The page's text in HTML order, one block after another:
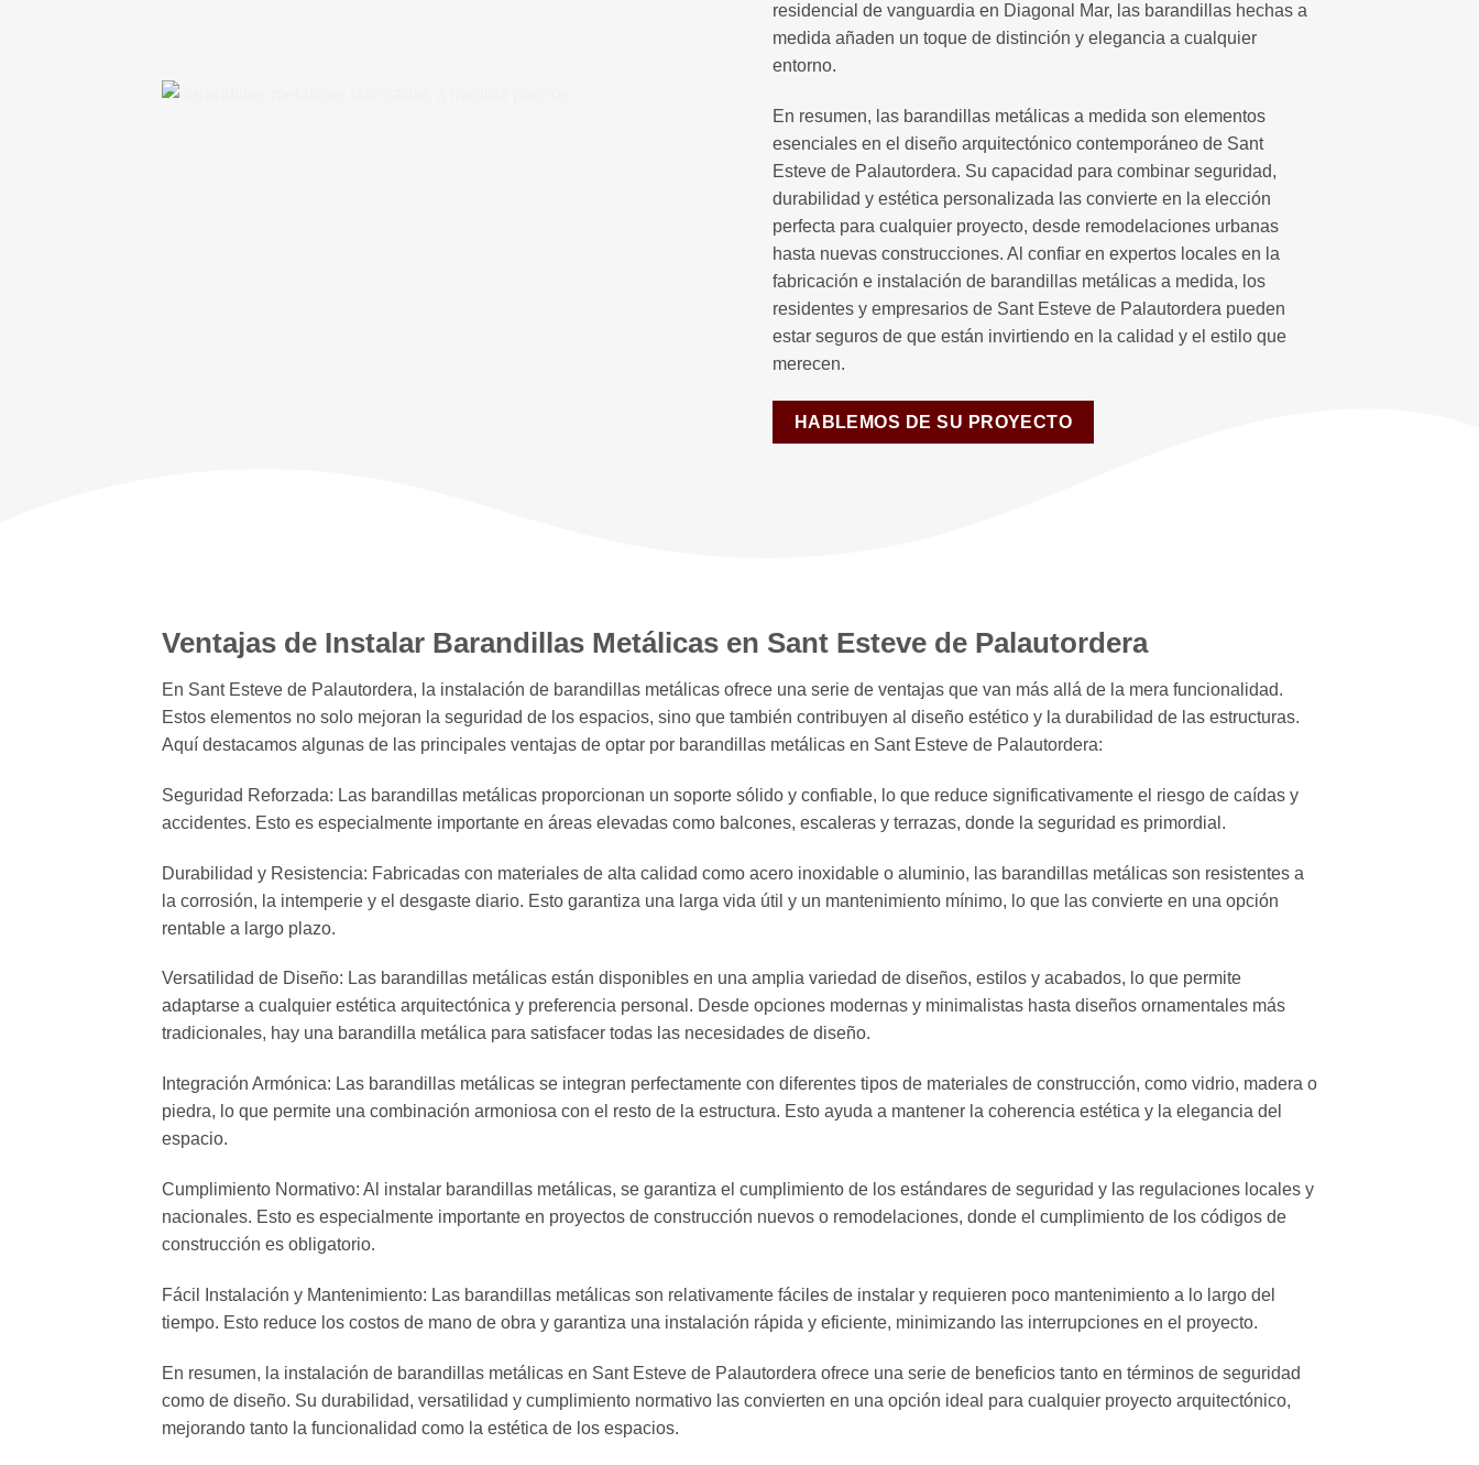
residencial de vanguardia en Diagonal Mar, las barandillas hechas a
medida añaden un toque de distinción y elegancia a cualquier
entorno.
En resumen, las barandillas metálicas a medida son elementos
esenciales en el diseño arquitectónico contemporáneo de Sant
Esteve de Palautordera. Su capacidad para combinar seguridad,
durabilidad y estética personalizada las convierte en la elección
perfecta para cualquier proyecto, desde remodelaciones urbanas
hasta nuevas construcciones. Al confiar en expertos locales en la
fabricación e instalación de barandillas metálicas a medida, los
residentes y empresarios de Sant Esteve de Palautordera pueden
estar seguros de que están invirtiendo en la calidad y el estilo que
merecen.
HABLEMOS DE SU PROYECTO
Ventajas de Instalar Barandillas Metálicas en Sant Esteve de Palautordera
En Sant Esteve de Palautordera, la instalación de barandillas metálicas ofrece una serie de ventajas que van más allá de la mera funcionalidad.
Estos elementos no solo mejoran la seguridad de los espacios, sino que también contribuyen al diseño estético y la durabilidad de las estructuras.
Aquí destacamos algunas de las principales ventajas de optar por barandillas metálicas en Sant Esteve de Palautordera:
Seguridad Reforzada: Las barandillas metálicas proporcionan un soporte sólido y confiable, lo que reduce significativamente el riesgo de caídas y
accidentes. Esto es especialmente importante en áreas elevadas como balcones, escaleras y terrazas, donde la seguridad es primordial.
Durabilidad y Resistencia: Fabricadas con materiales de alta calidad como acero inoxidable o aluminio, las barandillas metálicas son resistentes a
la corrosión, la intemperie y el desgaste diario. Esto garantiza una larga vida útil y un mantenimiento mínimo, lo que las convierte en una opción
rentable a largo plazo.
Versatilidad de Diseño: Las barandillas metálicas están disponibles en una amplia variedad de diseños, estilos y acabados, lo que permite
adaptarse a cualquier estética arquitectónica y preferencia personal. Desde opciones modernas y minimalistas hasta diseños ornamentales más
tradicionales, hay una barandilla metálica para satisfacer todas las necesidades de diseño.
Integración Armónica: Las barandillas metálicas se integran perfectamente con diferentes tipos de materiales de construcción, como vidrio, madera o
piedra, lo que permite una combinación armoniosa con el resto de la estructura. Esto ayuda a mantener la coherencia estética y la elegancia del
espacio.
Cumplimiento Normativo: Al instalar barandillas metálicas, se garantiza el cumplimiento de los estándares de seguridad y las regulaciones locales y
nacionales. Esto es especialmente importante en proyectos de construcción nuevos o remodelaciones, donde el cumplimiento de los códigos de
construcción es obligatorio.
Fácil Instalación y Mantenimiento: Las barandillas metálicas son relativamente fáciles de instalar y requieren poco mantenimiento a lo largo del
tiempo. Esto reduce los costos de mano de obra y garantiza una instalación rápida y eficiente, minimizando las interrupciones en el proyecto.
En resumen, la instalación de barandillas metálicas en Sant Esteve de Palautordera ofrece una serie de beneficios tanto en términos de seguridad
como de diseño. Su durabilidad, versatilidad y cumplimiento normativo las convierten en una opción ideal para cualquier proyecto arquitectónico,
mejorando tanto la funcionalidad como la estética de los espacios.